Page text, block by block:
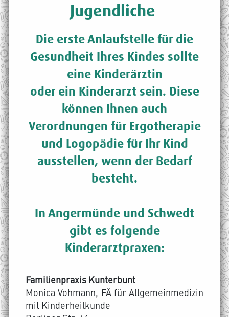
Jugendliche
Die erste Anlaufstelle für die
Gesundheit Ihres Kindes sollte
eine Kinderärztin
oder ein Kinderarzt sein. Diese
können Ihnen auch
Verordnungen für Ergotherapie
und Logopädie für Ihr Kind
ausstellen, wenn der Bedarf
besteht.
In Angermünde und Schwedt
gibt es folgende
Kinderarztpraxen:
Familienpraxis Kunterbunt
Monica Vohmann, FÄ für Allgemeinmedizin
mit Kinderheilkunde